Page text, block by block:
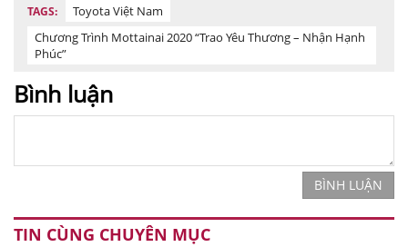
TAGS:
Toyota Việt Nam
Chương Trình Mottainai 2020 “Trao Yêu Thương – Nhận Hạnh
Phúc”
Bình luận
BÌNH LUẬN
TIN CÙNG CHUYÊN MỤC